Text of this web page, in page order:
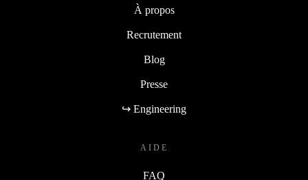
À propos
Recrutement
Blog
Presse
↪ Engineering
AIDE
FAQ